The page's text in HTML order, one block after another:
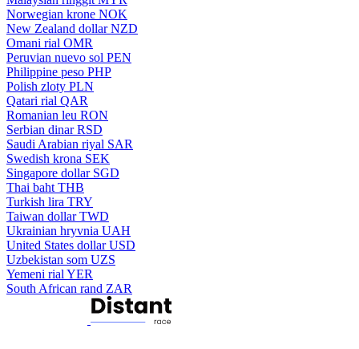
Norwegian krone NOK
New Zealand dollar NZD
Omani rial OMR
Peruvian nuevo sol PEN
Philippine peso PHP
Polish zloty PLN
Qatari rial QAR
Romanian leu RON
Serbian dinar RSD
Saudi Arabian riyal SAR
Swedish krona SEK
Singapore dollar SGD
Thai baht THB
Turkish lira TRY
Taiwan dollar TWD
Ukrainian hryvnia UAH
United States dollar USD
Uzbekistan som UZS
Yemeni rial YER
South African rand ZAR